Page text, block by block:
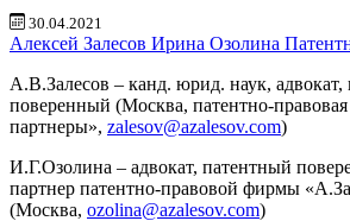
30.04.2021
Алексей Залесов Ирина Озолина
А.В.Залесов – канд. юрид. наук, адвокат,
поверенный (Москва, патентно-
партнеры», zalesov@azalesov.com)
И.Г.Озолина – адвокат, патентный
партнер патентно-правовой фирмы
(Москва, ozolina@azalesov.com)